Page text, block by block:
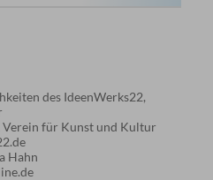
des IdeenWerks22,
für Kunst und Kultur
Hahn